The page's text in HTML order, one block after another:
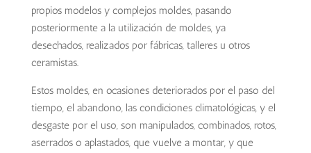
propios modelos y complejos moldes, pasando
posteriormente a la utilización de moldes, ya
desechados, realizados por fábricas, talleres u otros
ceramistas.
Estos moldes, en ocasiones deteriorados por el paso del
tiempo, el abandono, las condiciones climatológicas, y el
desgaste por el uso, son manipulados, combinados, rotos,
aserrados o aplastados, que vuelve a montar, y que